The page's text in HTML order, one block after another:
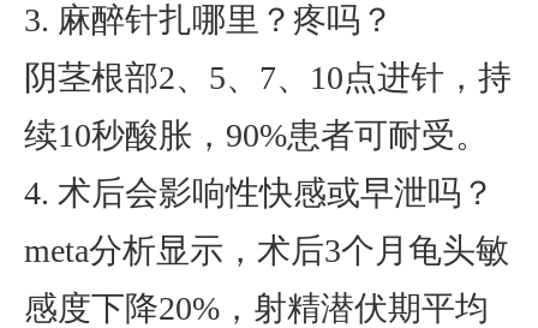
3. 麻醉针扎哪里？疼吗？
阴茎根部2、5、7、10点进针，持
续10秒酸胀，90%患者可耐受。
4. 术后会影响性快感或早泄吗？
meta分析显示，术后3个月龟头敏
感度下降20%，射精潜伏期平均